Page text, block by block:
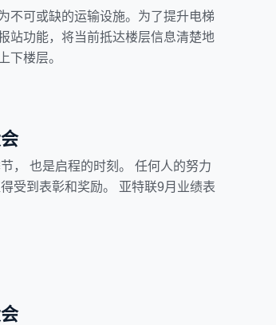
不可或缺的运输设施。为了提升电梯
站功能，将当前抵达楼层信息清楚地
下楼层。
， 也是启程的时刻。 任何人的努力
受到表彰和奖励。 亚特联9月业绩表